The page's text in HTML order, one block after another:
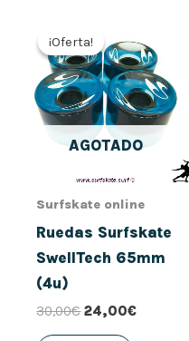
¡Oferta!
AGOTADO
¡Oferta!
Surfskate online
Ruedas Surfskate
SwellTech 65mm
(4u)
30,00€
original
era:
30,00€.
24,00€
actual
es:
24,00€.